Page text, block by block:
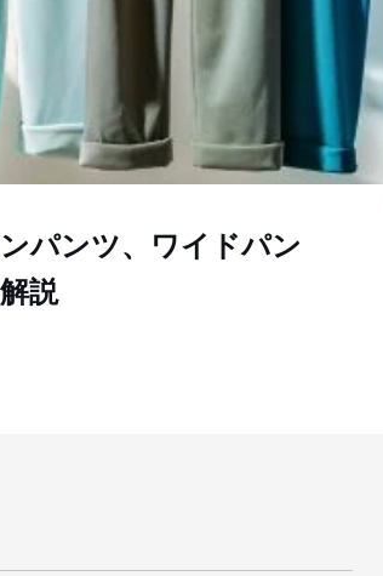
パンツ、ワイドパン
説